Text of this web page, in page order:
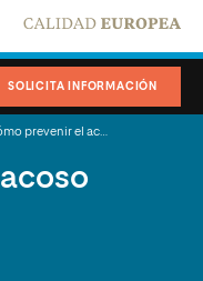
SOLICITA INFORMACIÓN